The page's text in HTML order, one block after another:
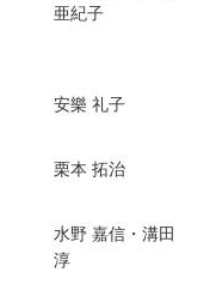
亜紀子
安樂 礼子
栗本 拓治
水野 嘉信・溝田
淳